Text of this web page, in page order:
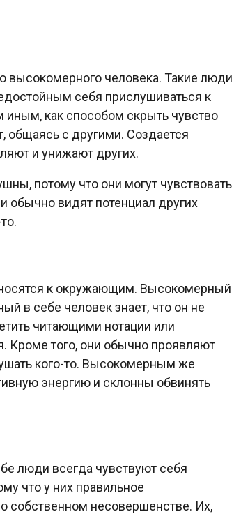
высокомерного человека. Такие люди
себя прислушиваться к
как способом скрыть чувство
общаясь с другими. Создается
и унижают других.
потому что они могут чувствовать
обычно видят потенциал других
к окружающим. Высокомерный
в себе человек знает, что он не
читающими нотации или
Кроме того, они обычно проявляют
кого-то. Высокомерным же
энергию и склонны обвинять
люди всегда чувствуют себя
что у них правильное
собственном несовершенстве. Их,